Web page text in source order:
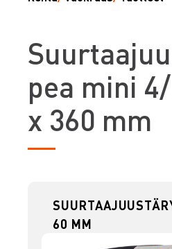
S
pea mini
x 360 mm
60 MM